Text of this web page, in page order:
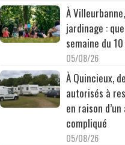
À
jardinage :
semaine du
05/08/26
À Quincieux,
autorisés à
en raison
compliqué
05/08/26